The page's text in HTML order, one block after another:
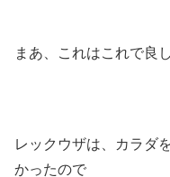
まあ、これはこれで良
レックウザは、カラダ
かったので